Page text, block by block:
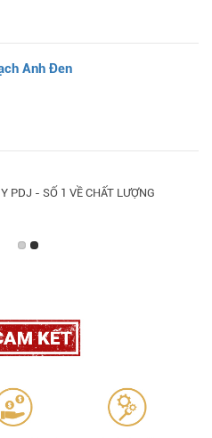
Anh Đen
PDJ - SỐ 1 VỀ CHẤT LƯỢNG